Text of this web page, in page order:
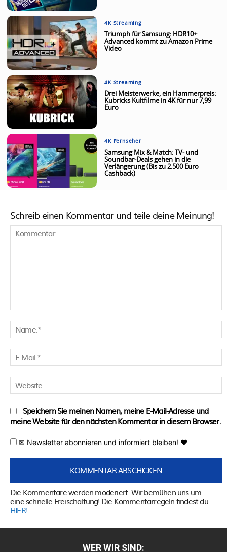
4K Streaming
Triumph für Samsung: HDR10+
Advanced kommt zu Amazon Prime
Video
4K Streaming
Drei Meisterwerke, ein Hammerpreis:
Kubricks Kultfilme in 4K für nur 7,99
Euro
4K Fernseher
Samsung Mix & Match: TV- und
Soundbar-Deals gehen in die
Verlängerung (Bis zu 2.500 Euro
Cashback)
Schreib einen Kommentar und teile deine Meinung!
Speichern Sie meinen Namen, meine E-Mail-Adresse und
meine Website für den nächsten Kommentar in diesem Browser.
✉ Newsletter abonnieren und informiert bleiben! ♥
Die Kommentare werden moderiert. Wir bemühen uns um
eine schnelle Freischaltung! Die Kommentarregeln findest du
HIER!
WER WIR SIND: